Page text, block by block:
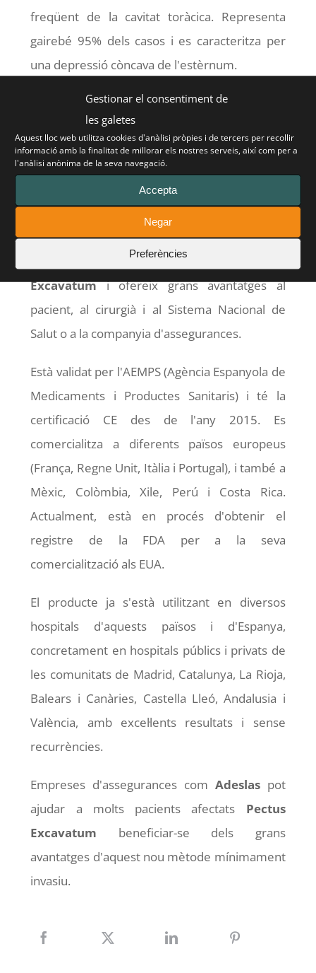
Gestionar el consentiment de
les galetes
Aquest lloc web utilitza cookies d'anàlisi pròpies i de tercers per recollir
informació amb la finalitat de millorar els nostres serveis, així com per a
l'anàlisi anònima de la seva navegació.
Accepta
Negar
Preferències
freqüent de la cavitat toràcica. Representa
gairebé 95% dels casos i es caracteritza per
una depressió còncava de l'estèrnum.
El Pectus Up representa una important
innovació tecnològica en el món de la cirurgia
de tòrax per al tractament dePectus
Excavatum. Destaca per la baixa presència de
dolor i la ràpida recuperació del pacient.
Aquest nou mètode quirúrgic és una gran
alternativa per al tractament de
Excavatumi ofereix grans avantatges al
pacient, al cirurgià i al Sistema Nacional de
Salut o a la companyia d'assegurances.
Està validat per l'AEMPS (Agència Espanyola de
Medicaments i Productes Sanitaris) i té la
certificació CE des de l'any 2015. Es
comercialitza a diferents països europeus
(França, Regne Unit, Itàlia i Portugal), i també a
Mèxic, Colòmbia, Xile, Perú i Costa Rica.
Actualment, està en procés d'obtenir el
registre de la FDA per a la seva
comercialització als EUA.
El producte ja s'està utilitzant en diversos
hospitals d'aquests països i d'Espanya,
concretament en hospitals públics i privats de
les comunitats de Madrid, Catalunya, La Rioja,
Balears i Canàries, Castella Lleó, Andalusia i
València, amb excel·lents resultats i sense
recurrències.
Empreses d'assegurances com Adeslaspot
ajudar a molts pacients afectats Pectus
Excavatum beneficiar-se dels grans
avantatges d'aquest nou mètode mínimament
invasiu.